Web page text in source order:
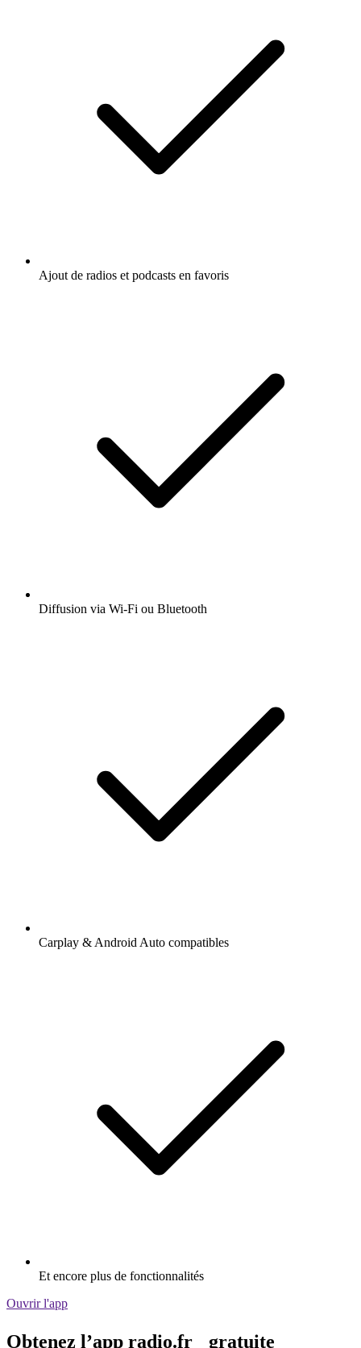
Ajout de radios et podcasts en favoris
Diffusion via Wi-Fi ou Bluetooth
Carplay & Android Auto compatibles
Et encore plus de fonctionnalités
Ouvrir l'app
Obtenez l’app radio.fr gratuite